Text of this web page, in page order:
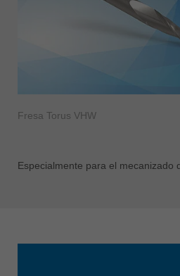
Fresa Torus VHW
Especialmente para el mecanizado